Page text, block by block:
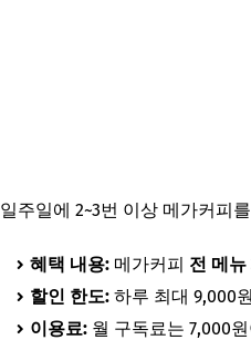
일주일에 2~3번 이상 메가커피
혜택 내용: 메가커피 전 메뉴
할인 한도: 하루 최대 9,000
이용료: 월 구독료는 7,000